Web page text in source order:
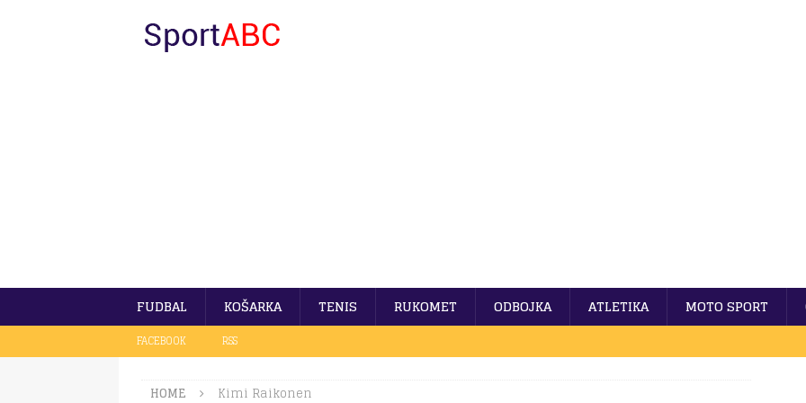
FUDBAL KOŠARKA TENIS RUKOMET ODBOJKA ATLETIKA MOTO SPORT
FACEBOOK RSS
HOME Kimi Raikonen